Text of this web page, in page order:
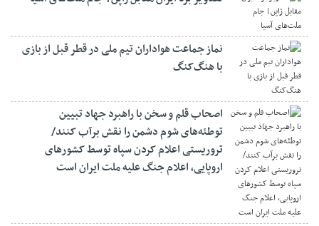
نماز جماعت هواداران تیم ملی در قطر قبل از بازی
با هنگ‌کنگ
اصحاب قلم و سخن با راهبرد جهاد تبیین
توطئه‌های شوم دشمن را نقش برآب کنند/
تروریستی اعلام کردن سپاه توسط کشورهای
اروپایی، اعلام جنگ علیه ملت ایران است